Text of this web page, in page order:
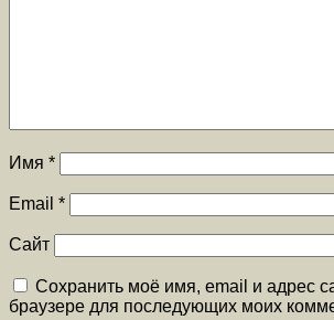
Имя *
Email *
Сайт
Сохранить моё имя, email и адрес
браузере для последующих моих